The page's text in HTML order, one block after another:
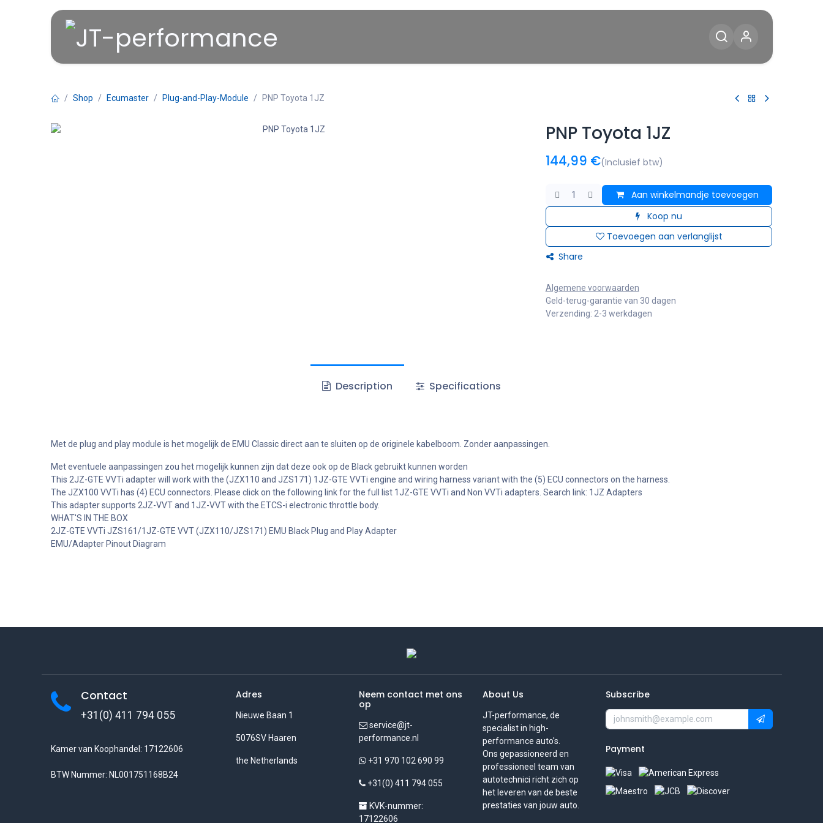
Shop Ecumaster Plug-and-Play-Module PNP Toyota 1JZ
PNP Toyota 1JZ
144,99 €(Inclusief btw)
Aan winkelmandje toevoegen
Koop nu
Toevoegen aan verlanglijst
Share
Algemene voorwaarden
Geld-terug-garantie van 30 dagen
Verzending: 2-3 werkdagen
Description Specifications
Met de plug and play module is het mogelijk de EMU Classic direct aan te sluiten op de originele kabelboom. Zonder aanpassingen.
Met eventuele aanpassingen zou het mogelijk kunnen zijn dat deze ook op de Black gebruikt kunnen worden
This 2JZ-GTE VVTi adapter will work with the (JZX110 and JZS171) 1JZ-GTE VVTi engine and wiring harness variant with the (5) ECU connectors on the harness.
The JZX100 VVTi has (4) ECU connectors. Please click on the following link for the full list 1JZ-GTE VVTi and Non VVTi adapters. Search link: 1JZ Adapters
This adapter supports 2JZ-VVT and 1JZ-VVT with the ETCS-i electronic throttle body.
WHAT'S IN THE BOX
2JZ-GTE VVTi JZS161/1JZ-GTE VVT (JZX110/JZS171) EMU Black Plug and Play Adapter
EMU/Adapter Pinout Diagram
Contact
+31(0) 411 794 055
Kamer van Koophandel: 17122606
BTW Nummer: NL001751168B24
Adres
Nieuwe Baan 1
5076SV Haaren
the Netherlands
Neem contact met ons
op
service@jt-
performance.nl
+31 970 102 690 99
+31(0) 411 794 055
KVK-nummer:
17122606
About Us
JT-performance, de
specialist in high-
performance auto's.
Ons gepassioneerd en
professioneel team van
autotechnici richt zich op
het leveren van de beste
prestaties van jouw auto.
Subscribe
Payment